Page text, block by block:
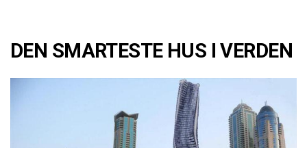
DEN SMARTESTE HUS I VERDEN